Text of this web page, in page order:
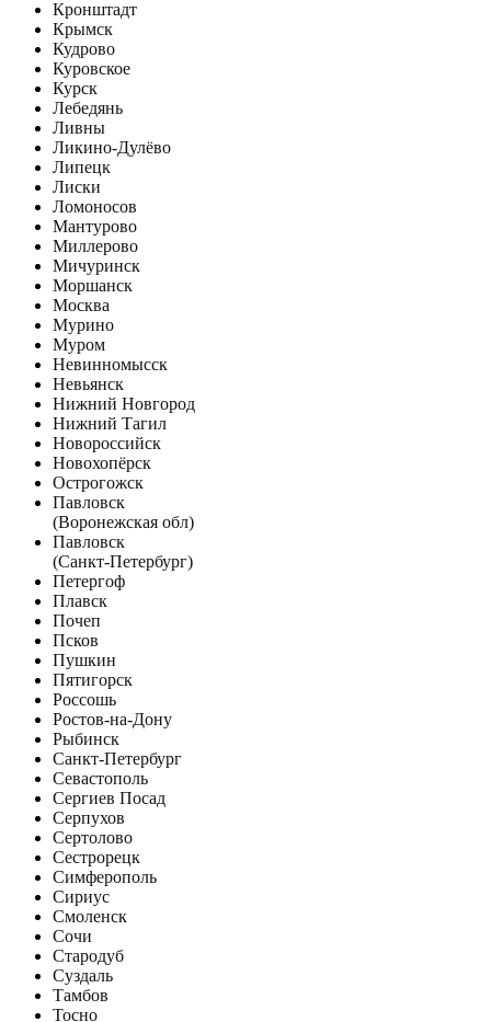
Кронштадт
Крымск
Кудрово
Куровское
Курск
Лебедянь
Ливны
Ликино-Дулёво
Липецк
Лиски
Ломоносов
Мантурово
Миллерово
Мичуринск
Моршанск
Москва
Мурино
Муром
Невинномысск
Невьянск
Нижний Новгород
Нижний Тагил
Новороссийск
Новохопёрск
Острогожск
Павловск
(Воронежская обл)
Павловск
(Санкт-Петербург)
Петергоф
Плавск
Почеп
Псков
Пушкин
Пятигорск
Россошь
Ростов-на-Дону
Рыбинск
Санкт-Петербург
Севастополь
Сергиев Посад
Серпухов
Сертолово
Сестрорецк
Симферополь
Сириус
Смоленск
Сочи
Стародуб
Суздаль
Тамбов
Тосно